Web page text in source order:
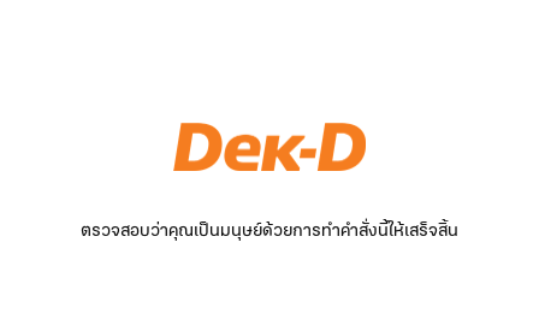
ตรวจสอบว่าคุณเป็นมนุษย์ด้วยการทำคำสั่งนี้ให้เสร็จสิ้น